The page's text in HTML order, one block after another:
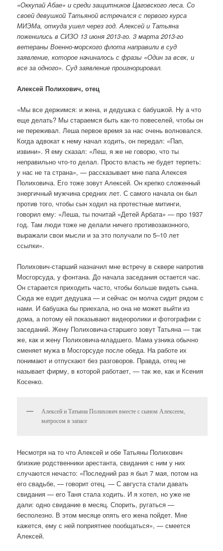
«Оккупай Абае» и среди защитников Цаговского леса. Со
своей девушкой Татьяной встречался с первого курса
МИЭМа, откуда ушел через год. Алексей и Татьяна
поженились в СИЗО 13 июня 2013-го. 3 марта 2013-го
ветераны Военно-морского флота направили в суд
заявление, которое начиналось с фразы «Один за всех, и
все за одного». Суд заявление проигнорировал.
Алексей Полихович, отец
«Мы все держимся: и жена, и дедушка с бабушкой. Ну а что
еще делать? Мы стараемся быть как-то повеселей, чтобы он
не переживал. Леша первое время за нас очень волновался.
Когда адвокат к нему начал ходить, он передал: «Пап,
извини». Я ему сказал: «Леш, я же не говорю, что ты
неправильно что-то делал. Просто власть не будет терпеть:
у нас не та страна», — рассказывает мне папа Алексея
Полиховича. Его тоже зовут Алексей. Он крепко сложенный
энергичный мужчина средних лет. С самого начала он был
против того, чтобы сын ходил на протестные митинги,
говорил ему: «Леша, ты почитай «Детей Арбата» — про 1937
год. Там люди тоже не делали ничего противозаконного,
выражали свои мысли и за это получали по 5–10 лет
ссылки».
Полихович-старший назначил мне встречу в сквере напротив
Мосгорсуда, у фонтана. До начала заседания остается час.
Он старается приходить часто, чтобы больше видеть сына.
Сюда же ездит дедушка — и сейчас он молча сидит рядом с
нами. И бабушка бы приехала, но она не может выйти из
дома, а потому ей показывают видеоролики и фотографии с
заседаний. Жену Полиховича-старшего зовут Татьяна — так
же, как и жену Полиховича-младшего. Мама узника обычно
сменяет мужа в Мосгорсуде после обеда. На работе их
понимают и отпускают без разговоров. Правда, отец не
называет фирму, в которой работает, — так же, как и Ксения
Косенко.
Алексей и Татьяна Полихович вместе с сыном Алексеем,
матросом в запасе
Несмотря на то что Алексей и обе Татьяны Полихович
близкие родственники арестанта, свидания с ним у них
случаются нечасто: «Последний раз я был 7 мая, потом на
его свадьбе, — говорит отец. — С августа стали давать
свидания — его Таня стала ходить. И я хотел, но уже не
дали: одно свидание в месяц. Спорить, ругаться —
бесполезно. В этом месяце опять его жена пойдет. Мне
кажется, ему с ней поприятнее пообщаться», — смеется
Алексей.